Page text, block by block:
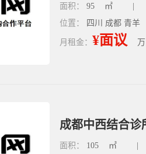
面积： 95 ㎡
位置：
四川 成都 青羊
月租金： ¥面议 万
成都中西结合诊
面积： 105 ㎡